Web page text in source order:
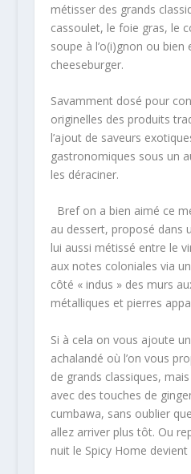
métisser des grands
cassoulet, le foie gras, le
soupe à l’o(i)gnon ou bien
cheeseburger.
Savamment dosé pour
originelles des produits
l’ajout de saveurs
gastronomiques sous un
les déraciner.
Bref on a bien aimé ce
au dessert, proposé dans
lui aussi métissé entre le
aux notes coloniales via
côté « indus » des murs
métalliques et pierres
Si à cela on vous ajoute
achalandé où l’on vous
de grands classiques,
avec des touches de
cumbawa, sans oublier
allez arriver plus tôt. Ou
nuit le Spicy Home